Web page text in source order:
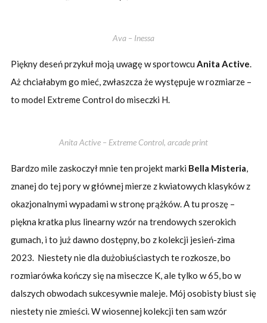
Ava – Inessa
Piękny deseń przykuł moją uwagę w sportowcu Anita Active.
Aż chciałabym go mieć, zwłaszcza że występuje w rozmiarze –
to model Extreme Control do miseczki H.
Anita Active – Extreme Control, arcade print
Bardzo mile zaskoczył mnie ten projekt marki Bella Misteria,
znanej do tej pory w głównej mierze z kwiatowych klasyków z
okazjonalnymi wypadami w stronę prążków. A tu proszę –
piękna kratka plus linearny wzór na trendowych szerokich
gumach, i to już dawno dostępny, bo z kolekcji jesień-zima
2023. Niestety nie dla dużobiuściastych te rozkosze, bo
rozmiarówka kończy się na miseczce K, ale tylko w 65, bo w
dalszych obwodach sukcesywnie maleje. Mój osobisty biust się
niestety nie zmieści. W wiosennej kolekcji ten sam wzór